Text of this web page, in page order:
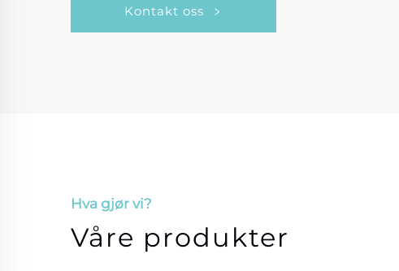
Kontakt oss
Hva gjør vi?
Våre produkter